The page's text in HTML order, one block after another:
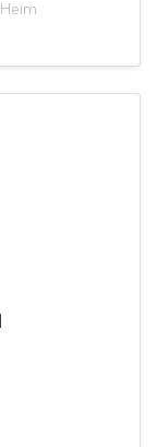
Heim